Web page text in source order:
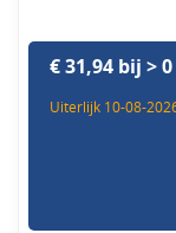
€ 31,94 bij > 0
Uiterlijk 10-08-